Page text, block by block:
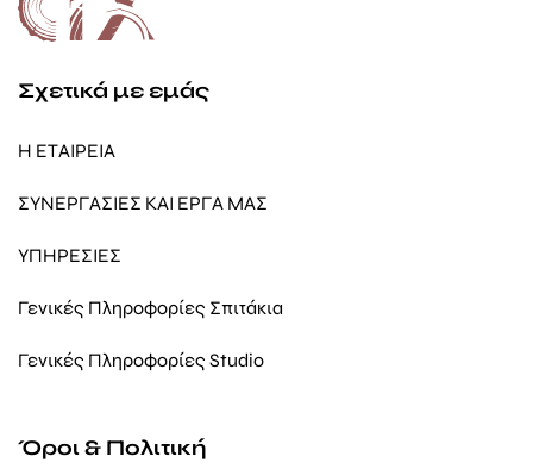
Σχετικά με εμάς
Η ΕΤΑΙΡΕΙΑ
ΣΥΝΕΡΓΑΣΙΕΣ ΚΑΙ ΕΡΓΑ ΜΑΣ
ΥΠΗΡΕΣΙΕΣ
Γενικές Πληροφορίες Σπιτάκια
Γενικές Πληροφορίες Studio
Όροι & Πολιτική